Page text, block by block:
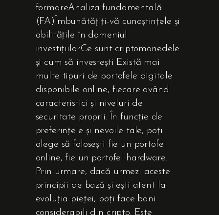
formareAnaliza fundamentală
(FA)Îmbunătățiți-vă cunoștințele și
abilitățile în domeniul
investițiilor.Ce sunt criptomonedele
și cum să investești Există mai
multe tipuri de portofele digitale
disponibile online, fiecare având
caracteristici și niveluri de
securitate proprii. În funcție de
preferințele și nevoile tale, poți
alege să folosești fie un portofel
online, fie un portofel hardware.
Prin urmare, dacă urmezi aceste
principii de bază și ești atent la
evoluția pieței, poți face bani
considerabili din cripto. Este